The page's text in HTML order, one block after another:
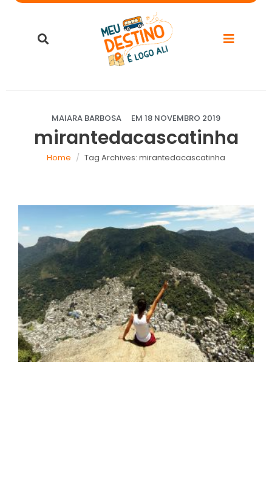
MAIARA BARBOSA EM 18 NOVEMBRO 2019
mirantedacascatinha
Home Tag Archives: mirantedacascatinha